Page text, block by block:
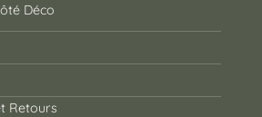
Déco
Retours